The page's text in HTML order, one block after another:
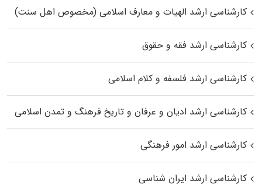
کارشناسی ارشد الهیات و معارف اسلامی (مخصوص اهل سنت)
کارشناسی ارشد فقه و حقوق
کارشناسی ارشد فلسفه و کلام اسلامی
کارشناسی ارشد ادیان و عرفان و تاریخ فرهنگ و تمدن اسلامی
کارشناسی ارشد امور فرهنگی
کارشناسی ارشد ایران شناسی